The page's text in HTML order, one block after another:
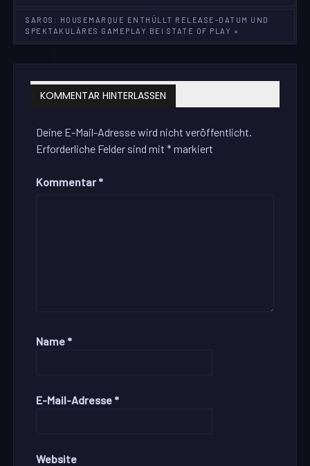
SAROS: HOUSEMARQUE ENTHÜLLT RELEASE-DATUM UND
SPEKTAKULÄRES GAMEPLAY BEI STATE OF PLAY »
KOMMENTAR HINTERLASSEN
Deine E-Mail-Adresse wird nicht veröffentlicht.
Erforderliche Felder sind mit*markiert
Kommentar *
Name *
E-Mail-Adresse *
Website